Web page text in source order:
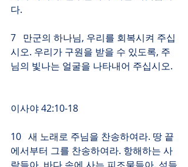
다.
7   만군의 하나님, 우리를 회복시켜 주십
시오. 우리가 구원을 받을 수 있도록, 주
님의 빛나는 얼굴을 나타내어 주십시오.
이사야 42:10-18
10   새 노래로 주님을 찬송하여라. 땅 끝
에서부터 그를 찬송하여라. 항해하는 사